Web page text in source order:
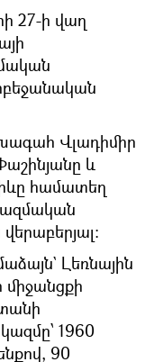
27-ի վաղ
Վլադիմիր
և
համատեղ
Լեռնային
1960
90